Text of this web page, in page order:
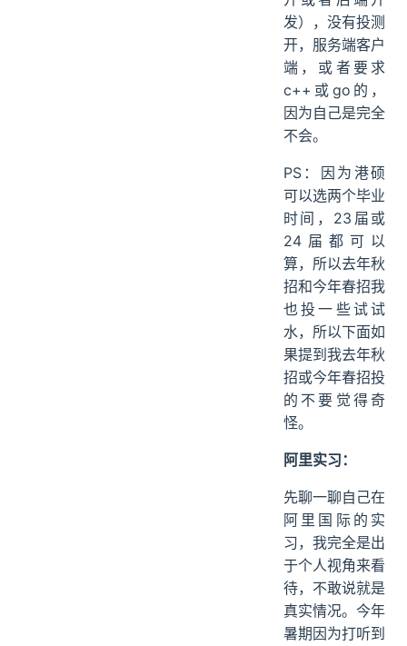
发），没有投测
开，服务端客户
端，或者要求
c++或go的，
因为自己是完全
不会。
PS：因为港硕
可以选两个毕业
时间，23届或
24届都可以
算，所以去年秋
招和今年春招我
也投一些试试
水，所以下面如
果提到我去年秋
招或今年春招投
的不要觉得奇
怪。
阿里实习：
先聊一聊自己在
阿里国际的实
习，我完全是出
于个人视角来看
待，不敢说就是
真实情况。今年
暑期因为打听到